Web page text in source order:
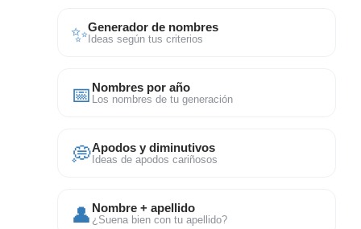
✨Generador de nombres
Ideas según tus criterios
📅 Nombres por año
Los nombres de tu generación
💭Apodos y diminutivos
Ideas de apodos cariñosos
👤 Nombre + apellido
¿Suena bien con tu apellido?